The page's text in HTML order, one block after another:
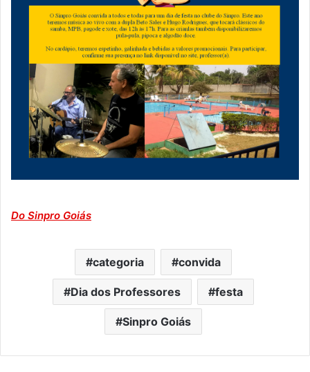
Do Sinpro Goiás
categoria convida
Dia dos Professores festa
Sinpro Goiás